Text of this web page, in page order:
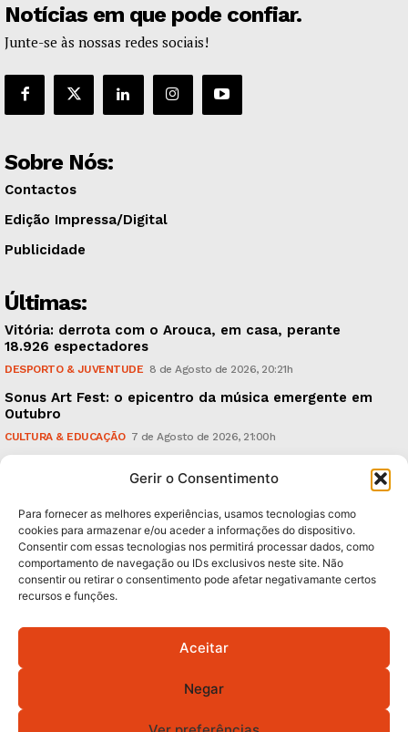
Gerir o Consentimento
Para fornecer as melhores experiências, usamos tecnologias como
cookies para armazenar e/ou aceder a informações do dispositivo.
Consentir com essas tecnologias nos permitirá processar dados, como
comportamento de navegação ou IDs exclusivos neste site. Não
consentir ou retirar o consentimento pode afetar negativamante certos
recursos e funções.
Aceitar
Negar
Notícias em que pode confiar.
Junte-se às nossas redes sociais!
Sobre Nós:
Contactos
Edição Impressa/Digital
Publicidade
Últimas:
Vitória: derrota com o Arouca, em casa, perante
18.926 espectadores
DESPORTO & JUVENTUDE 8 de Agosto de 2026, 20:21h
Sonus Art Fest: o epicentro da música emergente em
Outubro
CULTURA & EDUCAÇÃO 7 de Agosto de 2026, 21:00h
Subscreva Newsletter:
QUERO ADERIR
Política de Privacidade